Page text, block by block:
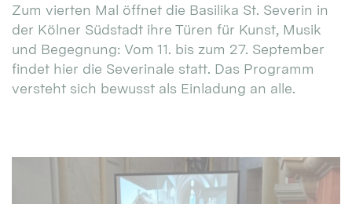
Zum vierten Mal öffnet die Basilika St. Severin in
der Kölner Südstadt ihre Türen für Kunst, Musik
und Begegnung: Vom 11. bis zum 27. September
findet hier die Severinale statt. Das Programm
versteht sich bewusst als Einladung an alle.